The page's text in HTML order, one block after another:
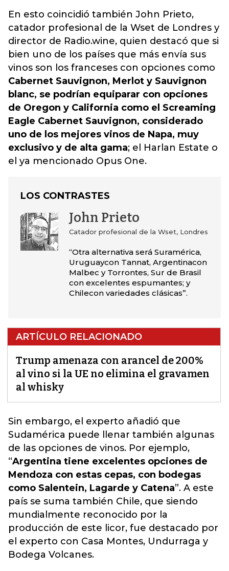
En esto coincidió también John Prieto,
catador profesional de la Wset de Londres y
director de Radio.wine, quien destacó que si
bien uno de los países que más envía sus
vinos son los franceses con opciones como
Cabernet Sauvignon, Merlot y Sauvignon
blanc, se podrían equiparar con opciones
de Oregon y California como el Screaming
Eagle Cabernet Sauvignon, considerado
uno de los mejores vinos de Napa, muy
exclusivo y de alta gama; el Harlan Estate o
el ya mencionado Opus One.
LOS CONTRASTES
John Prieto
Catador profesional de la Wset, Londres
“Otra alternativa será Suramérica,
Uruguaycon Tannat, Argentinacon
Malbec y Torrontes, Sur de Brasil
con excelentes espumantes; y
Chilecon variedades clásicas”.
ARTÍCULO RELACIONADO
Trump amenaza con arancel de 200%
al vino si la UE no elimina el gravamen
al whisky
Sin embargo, el experto añadió que
Sudamérica puede llenar también algunas
de las opciones de vinos. Por ejemplo,
“Argentina tiene excelentes opciones de
Mendoza con estas cepas, con bodegas
como Salentein, Lagarde y Catena”. A este
país se suma también Chile, que siendo
mundialmente reconocido por la
producción de este licor, fue destacado por
el experto con Casa Montes, Undurraga y
Bodega Volcanes.